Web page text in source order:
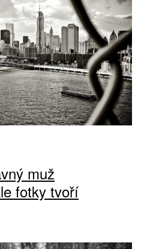
muž
fotky tvoří